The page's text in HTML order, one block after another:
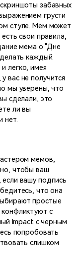
забавных
грусти
стуле. Мем может
свои правила,
мема о "Дне
каждый.
легко, имея
вас не получится
мы уверены, что
сделали, это
ли вы
нет.
мемов,
чтобы ваш
вашу подпись
что она
простые
с
Impact с черным
попробовать
слишком